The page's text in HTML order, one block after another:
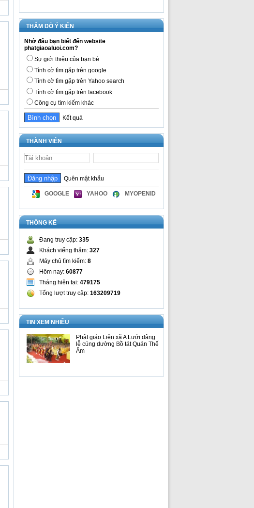
THĂM DÒ Ý KIẾN
Nhờ đâu bạn biết đến website
phatgiaoaluoi.com?
Sự giới thiệu của bạn bè
Tình cờ tìm gặp trên google
Tình cờ tìm gặp trên Yahoo search
Tình cờ tìm gặp trên facebook
Công cụ tìm kiếm khác
Kết quả
THÀNH VIÊN
Quên mật khẩu
GOOGLE YAHOO MYOPENID
THỐNG KÊ
Đang truy cập: 335
Khách viếng thăm: 327
Máy chủ tìm kiếm: 8
Hôm nay: 60877
Tháng hiện tại: 479175
Tổng lượt truy cập: 163209719
TIN XEM NHIỀU
Phật giáo Liên xã A Lưới dâng
lễ cúng dường Bồ tát Quán Thế
Âm